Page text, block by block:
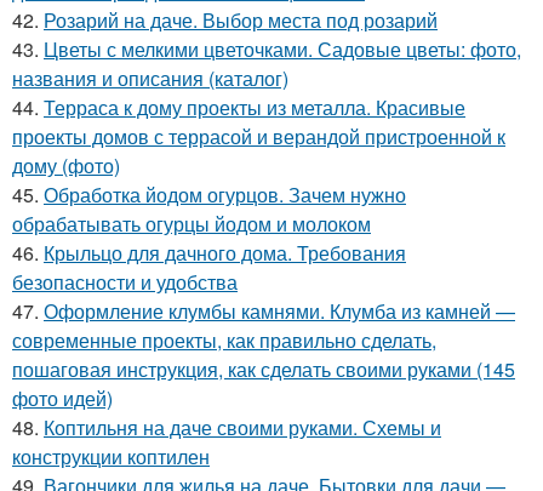
42. Розарий на даче. Выбор места под розарий
43. Цветы с мелкими цветочками. Садовые цветы: фото,
названия и описания (каталог)
44. Терраса к дому проекты из металла. Красивые
проекты домов с террасой и верандой пристроенной к
дому (фото)
45. Обработка йодом огурцов. Зачем нужно
обрабатывать огурцы йодом и молоком
46. Крыльцо для дачного дома. Требования
безопасности и удобства
47. Оформление клумбы камнями. Клумба из камней —
современные проекты, как правильно сделать,
пошаговая инструкция, как сделать своими руками (145
фото идей)
48. Коптильня на даче своими руками. Схемы и
конструкции коптилен